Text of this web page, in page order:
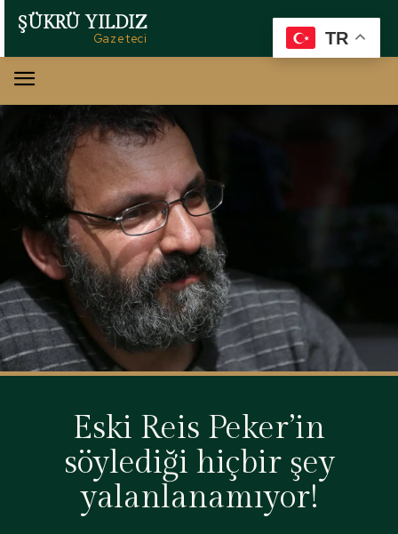
ŞÜKRÜ YILDIZ
Gazeteci
Eski Reis Peker’in
söylediği hiçbir şey
yalanlanamıyor!
TR